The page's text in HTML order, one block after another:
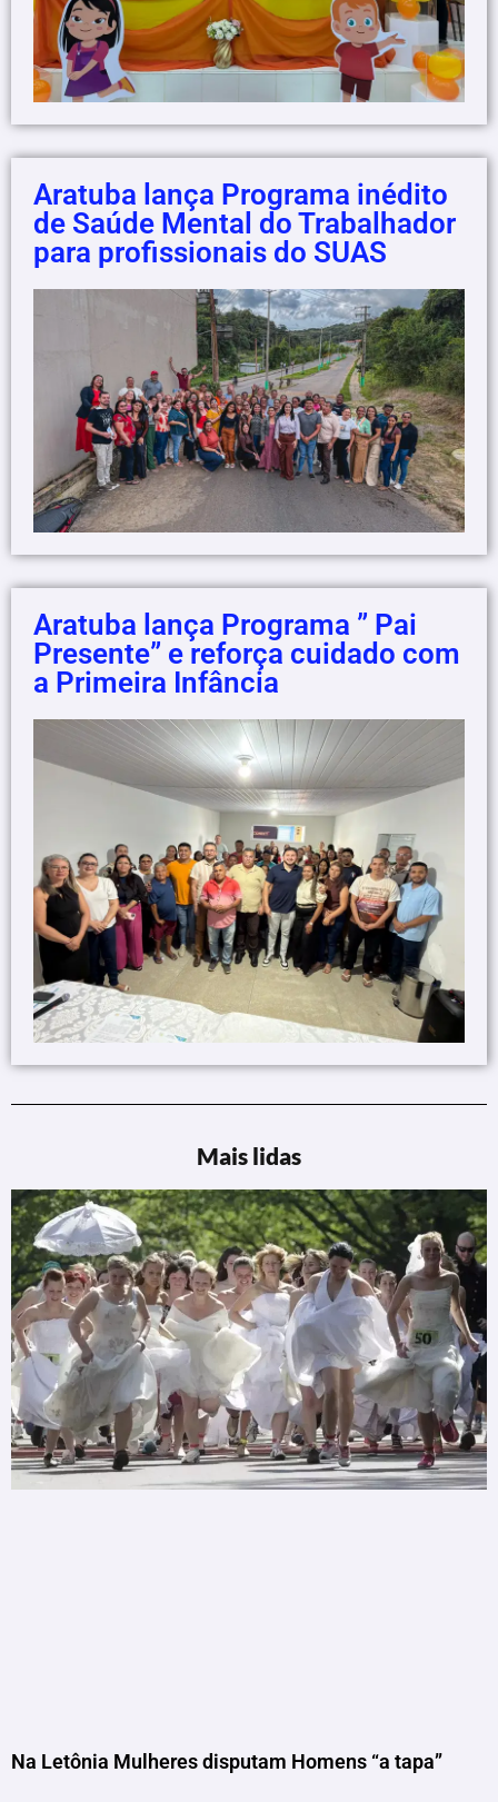
Aratuba lança Programa inédito
de Saúde Mental do Trabalhador
para profissionais do SUAS
Aratuba lança Programa ” Pai
Presente” e reforça cuidado com
a Primeira Infância
Mais lidas
Na Letônia Mulheres disputam Homens “a tapa”